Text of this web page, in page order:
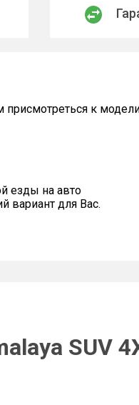
к
езды на авто
вариант для Вас.
SUV